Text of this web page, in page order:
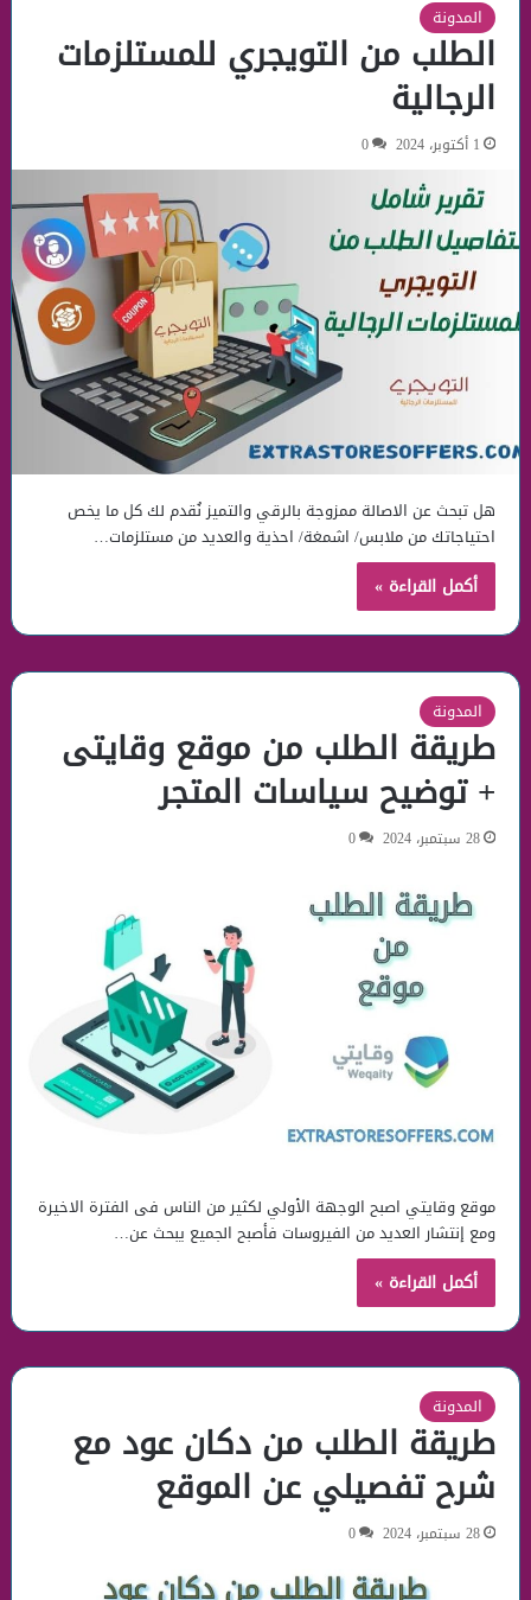
المدونة
الطلب من التويجري للمستلزمات
الرجالية
1 أكتوبر، 2024 0
هل تبحث عن الاصالة ممزوجة بالرقي والتميز نُقدم لك كل ما يخص
احتياجاتك من ملابس/ اشمغة/ احذية والعديد من مستلزمات…
أكمل القراءة »
المدونة
طريقة الطلب من موقع وقايتى
+ توضيح سياسات المتجر
28 سبتمبر، 2024 0
موقع وقايتي اصبح الوجهة الأولي لكثير من الناس فى الفترة الاخيرة
ومع إنتشار العديد من الفيروسات فأصبح الجميع يبحث عن…
أكمل القراءة »
المدونة
طريقة الطلب من دكان عود مع
شرح تفصيلي عن الموقع
28 سبتمبر، 2024 0